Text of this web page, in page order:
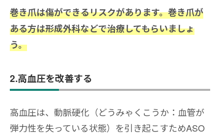
巻き爪は傷ができるリスクがあります。巻き爪が
ある方は形成外科などで治療してもらいましょ
う。
2.高血圧を改善する
高血圧は、動脈硬化（どうみゃくこうか：血管が
弾力性を失っている状態）を引き起こすためASO